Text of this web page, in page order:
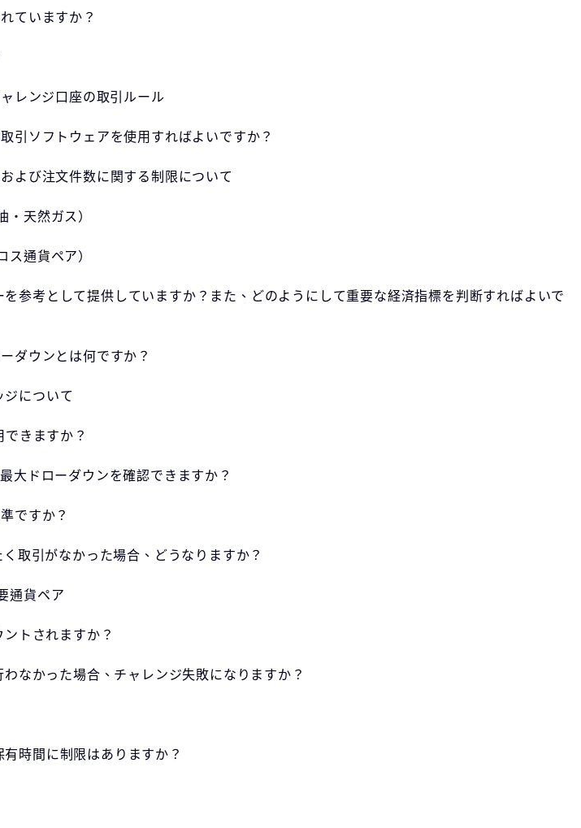
ていますか？
レンジ口座の取引ルール
引ソフトウェアを使用すればよいですか？
よび注文件数に関する制限について
天然ガス）
通貨ペア）
参考として提供していますか？また、どのようにして重要な経済指標を判断すればよいで
ダウンとは何ですか？
について
きますか？
大ドローダウンを確認できますか？
ですか？
取引がなかった場合、どうなりますか？
通貨ペア
トされますか？
なかった場合、チャレンジ失敗になりますか？
時間に制限はありますか？